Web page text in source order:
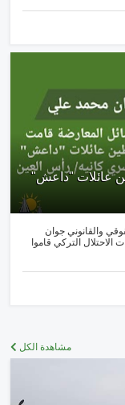
عائلات "داعش"
والقانوني جوان
التركي قاموا
مشاهدة الكل